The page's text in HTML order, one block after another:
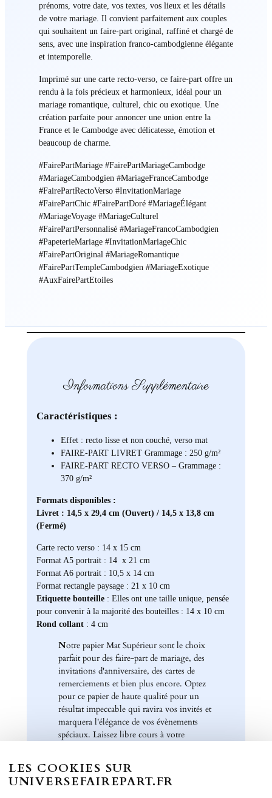
prénoms, votre date, vos textes, vos lieux et les détails
de votre mariage. Il convient parfaitement aux couples
qui souhaitent un faire-part original, raffiné et chargé de
sens, avec une inspiration franco-cambodgienne élégante
et intemporelle.
Imprimé sur une carte recto-verso, ce faire-part offre un
rendu à la fois précieux et harmonieux, idéal pour un
mariage romantique, culturel, chic ou exotique. Une
création parfaite pour annoncer une union entre la
France et le Cambodge avec délicatesse, émotion et
beaucoup de charme.
#FairePartMariage #FairePartMariageCambodge
#MariageCambodgien #MariageFranceCambodge
#FairePartRectoVerso #InvitationMariage
#FairePartChic #FairePartDoré #MariageÉlégant
#MariageVoyage #MariageCulturel
#FairePartPersonnalisé #MariageFrancoCambodgien
#PapeterieMariage #InvitationMariageChic
#FairePartOriginal #MariageRomantique
#FairePartTempleCambodgien #MariageExotique
#AuxFairePartEtoiles
Informations Supplémentaire
Caractéristiques :
Effet : recto lisse et non couché, verso mat
FAIRE-PART LIVRET Grammage : 250 g/m²
FAIRE-PART RECTO VERSO – Grammage :
370 g/m²
Formats disponibles :
Livret : 14,5 x 29,4 cm (Ouvert) / 14,5 x 13,8 cm
(Fermé)
Carte recto verso : 14 x 15 cm
Format A5 portrait : 14 x 21 cm
Format A6 portrait : 10,5 x 14 cm
Format rectangle paysage : 21 x 10 cm
Etiquette bouteille: Elles ont une taille unique, pensée
pour convenir à la majorité des bouteilles : 14 x 10 cm
Rond collant : 4 cm
Notre papier Mat Supérieur sont le choix
parfait pour des faire-part de mariage, des
invitations d'anniversaire, des cartes de
remerciements et bien plus encore. Optez
pour ce papier de haute qualité pour un
résultat impeccable qui ravira vos invités et
marquera l'élégance de vos évènements
spéciaux. Laissez libre cours à votre
et inoubliables.
LES COOKIES SUR
UNIVERSEFAIREPART.FR